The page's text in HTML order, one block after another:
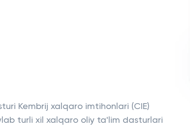
Kembrij xalqaro imtihonlari (CIE)
turli xil xalqaro oliy ta'lim dasturlari